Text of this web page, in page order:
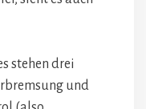
stehen drei
und